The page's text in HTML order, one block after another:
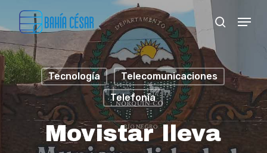
to
main
content
search
Menu
Tecnología
Telecomunicaciones
Telefonía
Movistar lleva